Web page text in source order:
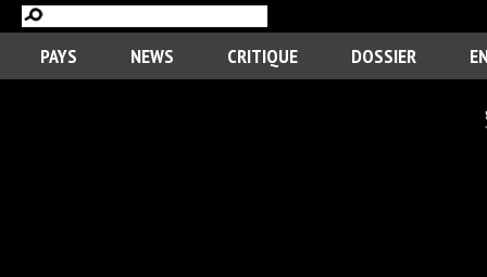
PAYS NEWS CRITIQUE DOSSIER